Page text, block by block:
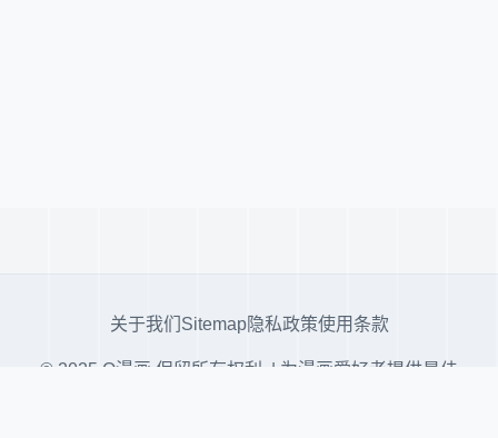
关于我们 Sitemap隐私政策使用条款
© 2025 Q漫画 保留所有权利. | 为漫画爱好者提供最佳